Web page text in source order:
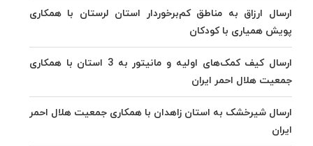
ارسال ارزاق به مناطق کم‌برخوردار استان لرستان با همکاری
پویش همیاری با کودکان
ارسال کیف کمک‌های اولیه و مانیتور به 3 استان با همکاری
جمعیت هلال احمر ایران
ارسال شیرخشک به استان زاهدان با همکاری جمعیت هلال احمر
ایران